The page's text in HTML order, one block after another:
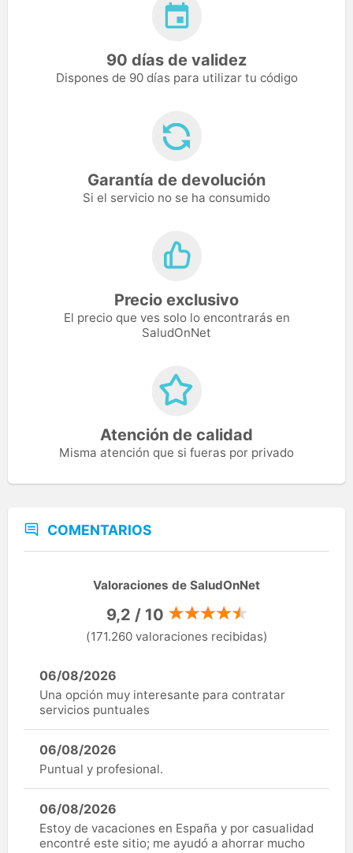
90 días de validez
Dispones de 90 días para utilizar tu código
Garantía de devolución
Si el servicio no se ha consumido
Precio exclusivo
El precio que ves solo lo encontrarás en
SaludOnNet
Atención de calidad
Misma atención que si fueras por privado
COMENTARIOS
Valoraciones de SaludOnNet
9,2 / 10
(171.260 valoraciones recibidas)
06/08/2026
Una opción muy interesante para contratar
servicios puntuales
06/08/2026
Puntual y profesional.
06/08/2026
Estoy de vacaciones en España y por casualidad
encontré este sitio; me ayudó a ahorrar mucho